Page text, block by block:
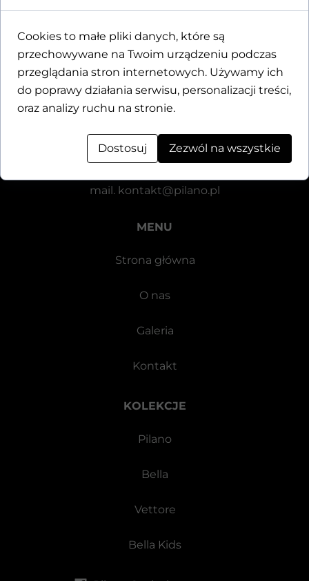
KOLEKCJE
Pilano
Bella
Vettore
Bella Kids
MENU
Strona główna
O nas
Galeria
Kontakt
Dane kontaktowe
Motylewska 24
tel.+48 571 521 126
mail. kontakt@pilano.pl
Cookies to małe pliki danych, które są
przechowywane na Twoim urządzeniu podczas
przeglądania stron internetowych. Używamy ich
do poprawy działania serwisu, personalizacji treści,
oraz analizy ruchu na stronie.
Dostosuj Zezwól na wszystkie